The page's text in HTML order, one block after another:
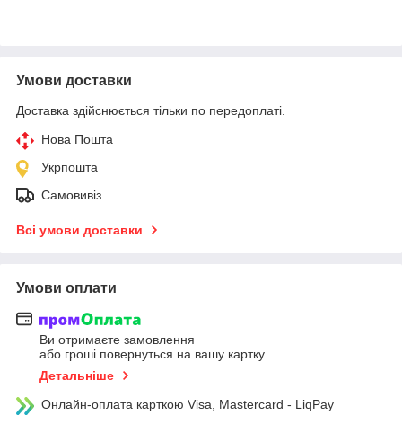
Умови доставки
Доставка здійснюється тільки по передоплаті.
Нова Пошта
Укрпошта
Самовивіз
Всі умови доставки
Умови оплати
Ви отримаєте замовлення
або гроші повернуться на вашу картку
Детальніше
Онлайн-оплата карткою Visa, Mastercard - LiqPay